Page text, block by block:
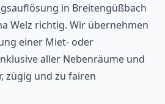
in Breitengüßbach
Welz richtig. Wir übernehmen
einer Miet- oder
aller Nebenräume und
zügig und zu fairen